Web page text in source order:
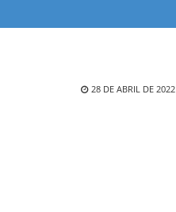
28 DE ABRIL DE 2022